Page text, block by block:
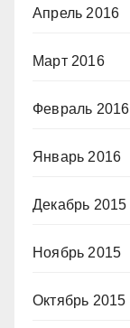
Апрель 2016
Март 2016
Февраль 2016
Январь 2016
Декабрь 2015
Ноябрь 2015
Октябрь 2015